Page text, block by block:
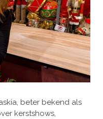
beter bekend als
kerstshows,